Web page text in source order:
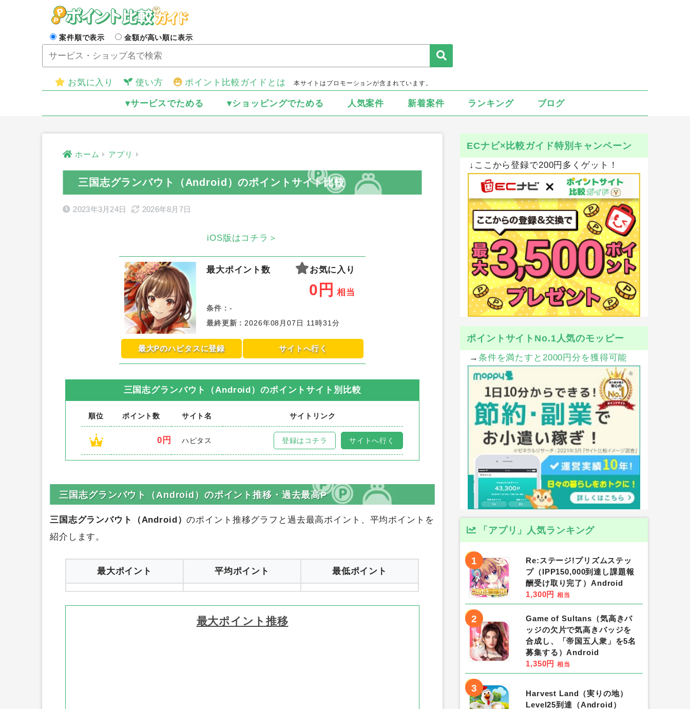
案件順で表示 金額が高い順に表示
お気に入り 使い方 ポイント比較ガイドとは 本サイトはプロモーションが含まれています。
▾サービスでためる ▾ショッピングでためる 人気案件 新着案件 ランキング ブログ
ホーム アプリ
三国志グランバウト（Android）のポイントサイト比較
2023年3月24日 2026年8月7日
iOS版はコチラ＞
最大ポイント数 お気に入り
0 円 相当
条件： -
最終更新 ： 2026年08月07日 11時31分
最大Pのハピタスに登録 サイトへ行く
三国志グランバウト（Android） のポイントサイト別比較
順位 ポイント数 サイト名 サイトリンク
1 0円 ハピタス 登録はコチラ サイトへ行く
三国志グランバウト（Android）のポイント推移・過去最高P
三国志グランバウト（Android）
のポイント推移グラフと過去最高ポイント、平均ポイントを
紹介します。
平均ポイント
ECナビ×比較ガイド特別キャンペーン
↓ここから登録で200円多くゲット！
ポイントサイトNo.1人気のモッピー
→ 条件を満たすと2000円分を獲得可能
「アプリ」人気ランキング
1
Re:ステージ!プリズムステッ
プ（IPP150,000到達し課題報
酬受け取り完了）Android
1,300円 相当
2
Game of Sultans（気高きバ
ッジの欠片で気高きバッジを
合成し、「帝国五人衆」を5名
募集する）Android
1,350円 相当
3
Harvest Land（実りの地）
Level25到達（Android）